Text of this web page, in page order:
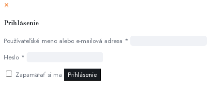
✕
Prihlásenie
Používateľské meno alebo e-mailová adresa *
Heslo *
Zapamätať si ma
Prihlásenie